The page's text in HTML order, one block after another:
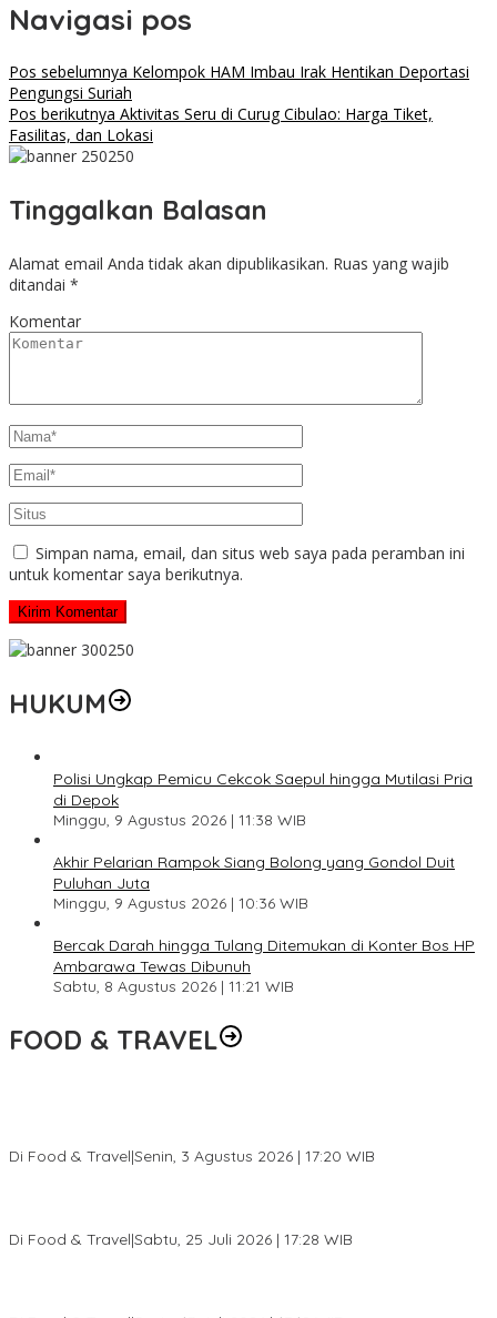
Navigasi pos
Pos sebelumnya Kelompok HAM Imbau Irak Hentikan Deportasi
Pengungsi Suriah
Pos berikutnya Aktivitas Seru di Curug Cibulao: Harga Tiket,
Fasilitas, dan Lokasi
Tinggalkan Balasan
Alamat email Anda tidak akan dipublikasikan. Ruas yang wajib
ditandai *
Komentar
Simpan nama, email, dan situs web saya pada peramban ini
untuk komentar saya berikutnya.
HUKUM
Polisi Ungkap Pemicu Cekcok Saepul hingga Mutilasi Pria
di Depok
Minggu, 9 Agustus 2026 | 11:38 WIB
Akhir Pelarian Rampok Siang Bolong yang Gondol Duit
Puluhan Juta
Minggu, 9 Agustus 2026 | 10:36 WIB
Bercak Darah hingga Tulang Ditemukan di Konter Bos HP
Ambarawa Tewas Dibunuh
Sabtu, 8 Agustus 2026 | 11:21 WIB
FOOD & TRAVEL
Di Food & Travel|Senin, 3 Agustus 2026 | 17:20 WIB
Di Food & Travel|Sabtu, 25 Juli 2026 | 17:28 WIB